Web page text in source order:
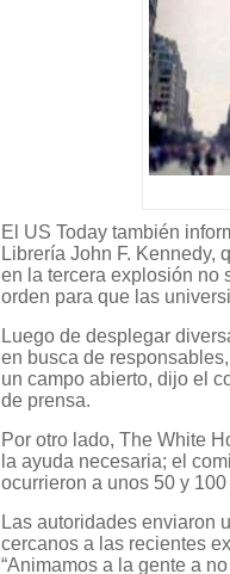
El US Today también
Librería John F. Kennedy,
en la tercera explosión no
orden para que las
Luego de desplegar
en busca de
un campo abierto, dijo el
de prensa.
Por otro lado, The White
la ayuda necesaria; el
ocurrieron a unos 50 y
Las autoridades enviaron
cercanos a las recientes
“Animamos a la gente a